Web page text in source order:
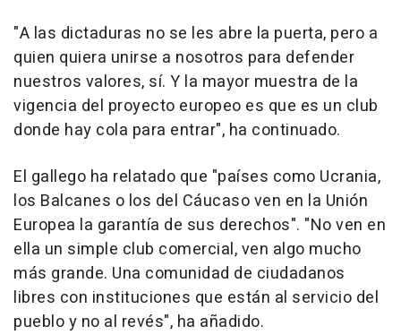
"A las dictaduras no se les abre la puerta, pero a
quien quiera unirse a nosotros para defender
nuestros valores, sí. Y la mayor muestra de la
vigencia del proyecto europeo es que es un club
donde hay cola para entrar", ha continuado.
El gallego ha relatado que "países como Ucrania,
los Balcanes o los del Cáucaso ven en la Unión
Europea la garantía de sus derechos". "No ven en
ella un simple club comercial, ven algo mucho
más grande. Una comunidad de ciudadanos
libres con instituciones que están al servicio del
pueblo y no al revés", ha añadido.